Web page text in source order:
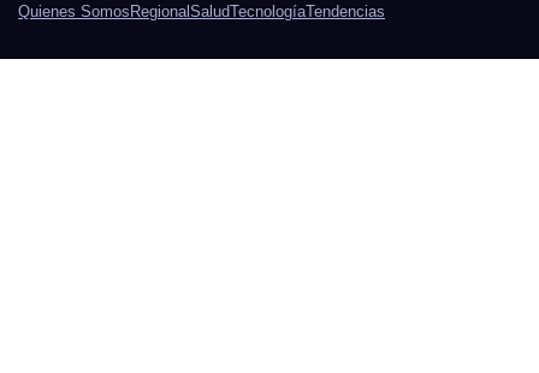
Quienes Somos Regional SaludTecnologíaTendencias